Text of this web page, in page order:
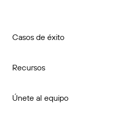
Casos de éxito
Recursos
Únete al equipo